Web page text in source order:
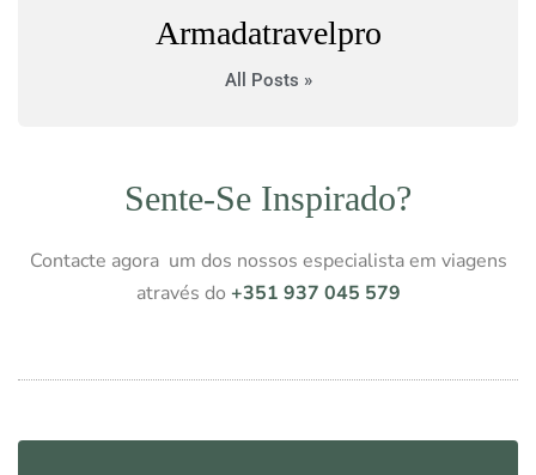
Armadatravelpro
All Posts »
Sente-Se Inspirado?
Contacte agora um dos nossos especialista em viagens
através do +351 937 045 579